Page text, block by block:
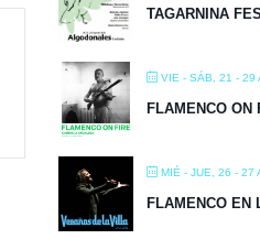
TAGARNINA
VIE - SÁB, 21 - 29
FLAMENCO ON
MIÉ - JUE, 26 - 27
FLAMENCO EN